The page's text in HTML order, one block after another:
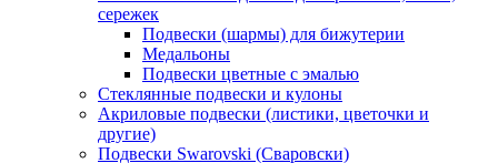
сережек
Подвески (шармы) для бижутерии
Медальоны
Подвески цветные с эмалью
Стеклянные подвески и кулоны
Акриловые подвески (листики, цветочки и
другие)
Подвески Swarovski (Сваровски)